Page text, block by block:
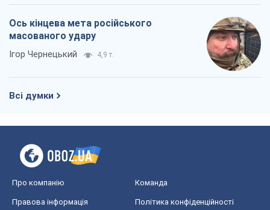
Ось кінцева мета російського
масованого удару
Ігор Чернецький 4,9 т.
Всі думки
Про компанію Команда
Правова інформація Політика конфіденційності